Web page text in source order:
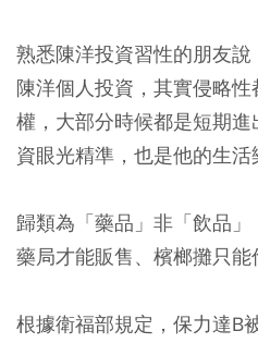
熟悉陳洋投資習性的朋友
陳洋個人投資，其實侵略
權，大部分時候都是短期
資眼光精準，也是他的生活
歸類為「藥品」非「飲品」
藥局才能販售、檳榔攤只能
根據衛福部規定，保力達B